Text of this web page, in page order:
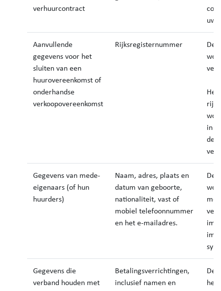
verhuurcontract
uw
Aanvullende
gegevens voor het
sluiten van een
huurovereenkomst of
onderhandse
verkoopovereenkomst
Rijksregisternummer
Het
in
de
Gegevens van mede-
eigenaars (of hun
huurders)
Naam, adres, plaats en
datum van geboorte,
nationaliteit, vast of
mobiel telefoonnummer
en het e-mailadres.
Gegevens die
verband houden met
Betalingsverrichtingen,
inclusief namen en